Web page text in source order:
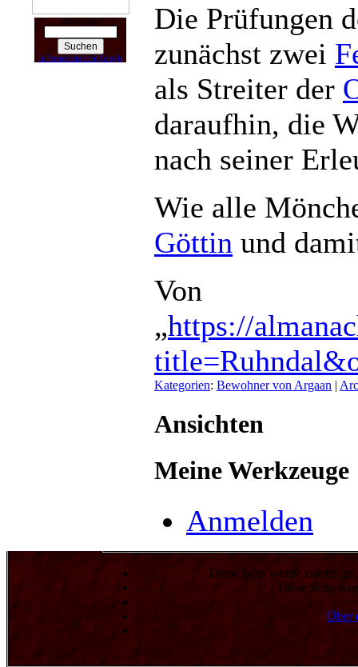
Suchen nach:
In Partnerschaft mit Google
Die Prüfungen
zunächst zwei
als Streiter der
daraufhin, die
nach seiner
Wie alle
Göttin und
Von
„https://
Kategorien: Bewohner von Argaan |
Ansichten
Meine Werkzeuge
Anmelden
Diese Seite wurde zuletzt
Diese Seite
Über